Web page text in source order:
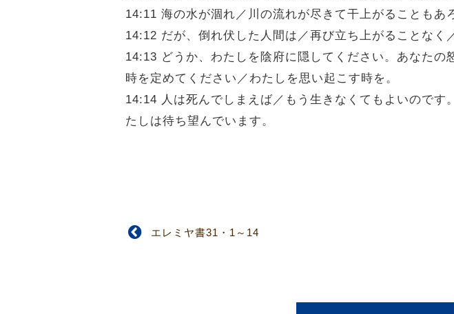
14:11 海の水が涸れ／川の流れが尽きて干上がることもあ
14:12 だが、倒れ伏した人間は／再び立ち上がることなく
14:13 どうか、わたしを陰府に隠してください。あなたの
時を定めてください／わたしを思い起こす時を。
14:14 人は死んでしまえば／もう生きなくてもよいので
たしは待ち望んでいます。
エレミヤ書31・1～14